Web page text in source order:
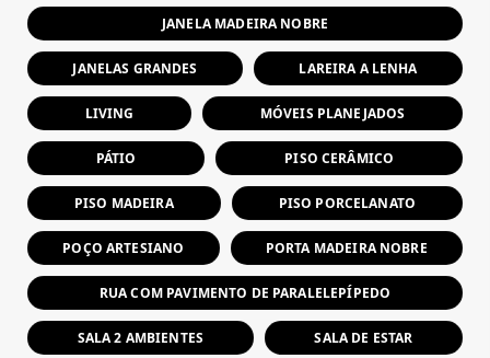
JANELA MADEIRA NOBRE
JANELAS GRANDES LAREIRA A LENHA
LIVING MÓVEIS PLANEJADOS
PÁTIO PISO CERÂMICO
PISO MADEIRA PISO PORCELANATO
POÇO ARTESIANO PORTA MADEIRA NOBRE
RUA COM PAVIMENTO DE PARALELEPÍPEDO
SALA 2 AMBIENTES SALA DE ESTAR